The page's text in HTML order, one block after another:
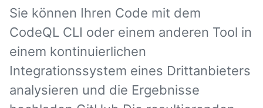
Sie können Ihren Code mit dem
CodeQL CLI oder einem anderen Tool in
einem kontinuierlichen
Integrationssystem eines Drittanbieters
analysieren und die Ergebnisse